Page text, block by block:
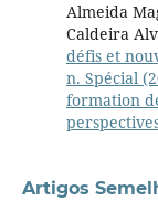
Almeida
Caldeira
défis et
n. Spécial
formation
Artigos